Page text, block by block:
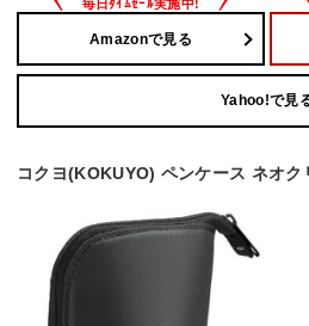
Amazonで見る
Yahoo!で見
コクヨ(KOKUYO) ペンケース ネオ